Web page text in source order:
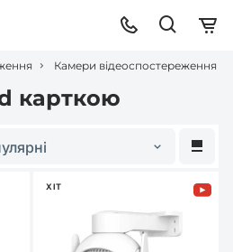
Камери відеоспостереження
карткою
ХІТ